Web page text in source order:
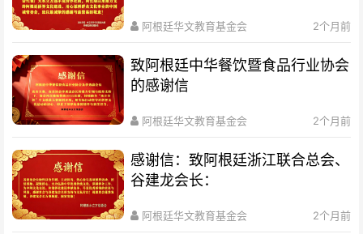
阿根廷华文教育基金会 2个月前
致阿根廷中华餐饮暨食品行业协会
的感谢信
阿根廷华文教育基金会 2个月前
感谢信：致阿根廷浙江联合总会、
谷建龙会长：
阿根廷华文教育基金会 2个月前